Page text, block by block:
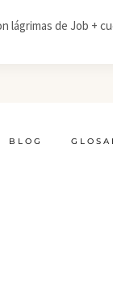
lágrimas de Job +
BLOG